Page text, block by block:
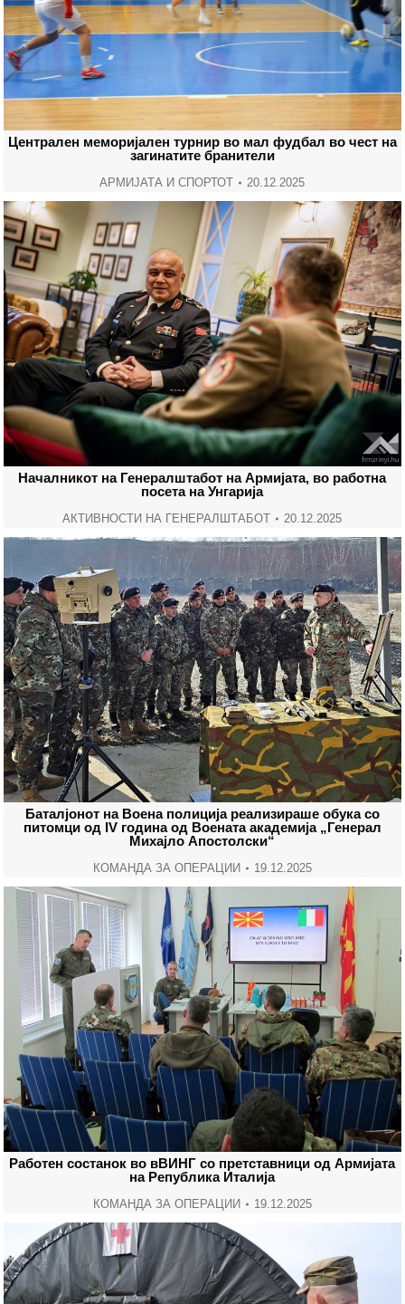
Централен меморијален турнир во мал фудбал во чест на
загинатите бранители
АРМИЈАТА И СПОРТОТ 20.12.2025
Началникот на Генералштабот на Армијата, во работна
посета на Унгарија
АКТИВНОСТИ НА ГЕНЕРАЛШТАБОТ 20.12.2025
Баталјонот на Воена полиција реализираше обука со
питомци од IV година од Воената aкадемија „Генерал
Михајло Апостолски“
КОМАНДА ЗА ОПЕРАЦИИ 19.12.2025
Работен состанок во вВИНГ со претставници од Армијата
на Република Италија
КОМАНДА ЗА ОПЕРАЦИИ 19.12.2025